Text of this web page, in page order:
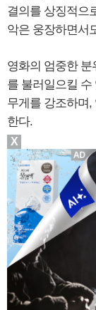
결의를 상징적으
악은 웅장하면서
영화의 엄중한
를 불러일으킬 수
무게를 강조하며
한다.
X